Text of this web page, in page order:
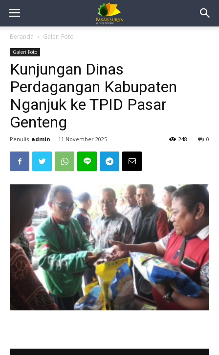
Beranda Galeri Foto
Galeri Foto
Kunjungan Dinas
Perdagangan Kabupaten
Nganjuk ke TPID Pasar
Genteng
Penulis admin - 11 November 2025 0
248